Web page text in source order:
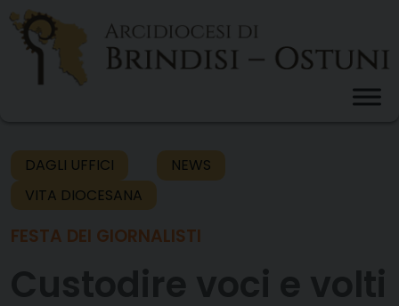
Skip
content
DAGLI UFFICI
NEWS
VITA DIOCESANA
FESTA DEI GIORNALISTI